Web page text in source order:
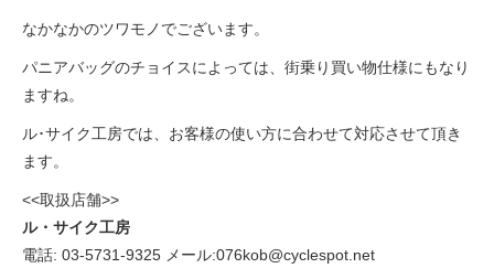
eVita
コンテンツ
店舗ブログ
イベント
なかなかのツワモノでございます。
パニアバッグのチョイスによっては、街乗り買い物仕様にもなり
ますね。
ル･サイク工房では、お客様の使い方に合わせて対応させて頂き
ます。
<<取扱店舗>>
ル・サイク工房
電話: 03-5731-9325 メール:076kob@cyclespot.net